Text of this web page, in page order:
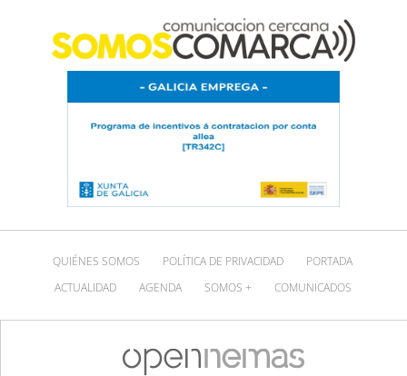
QUIÉNES SOMOS POLÍTICA DE PRIVACIDAD
PORTADA
ACTUALIDAD
AGENDA SOMOS + COMUNICADOS